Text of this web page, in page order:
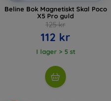
Beline Bok Magnetiskt Skal Poco
X5 Pro guld
125 kr
112 kr
I lager > 5 st